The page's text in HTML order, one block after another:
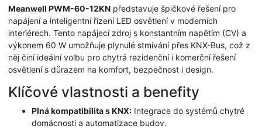
Meanwell PWM-60-12KN představuje špičkové řešení pro
napájení a inteligentní řízení LED osvětlení v moderních
interiérech. Tento napájecí zdroj s konstantním napětím (CV) a
výkonem 60 W umožňuje plynulé stmívání přes KNX-Bus, což z
něj činí ideální volbu pro chytrá rezidenční i komerční řešení
osvětlení s důrazem na komfort, bezpečnost i design.
Klíčové vlastnosti a benefity
Plná kompatibilita s KNX: Integrace do systémů chytré
domácnosti a automatizace budov.